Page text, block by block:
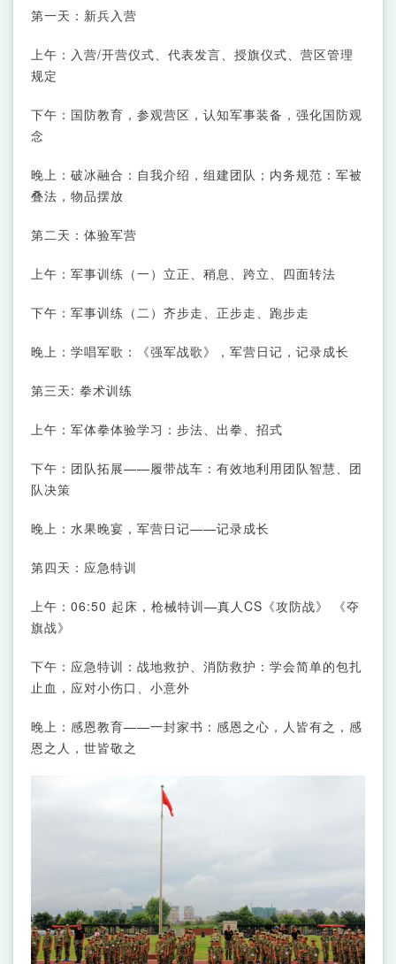
第一天：新兵入营
上午：入营/开营仪式、代表发言、授旗仪式、营区管理
规定
下午：国防教育，参观营区，认知军事装备，强化国防观
念
晚上：破冰融合：自我介绍，组建团队；内务规范：军被
叠法，物品摆放
第二天：体验军营
上午：军事训练（一）立正、稍息、跨立、四面转法
下午：军事训练（二）齐步走、正步走、跑步走
晚上：学唱军歌：《强军战歌》，军营日记，记录成长
第三天: 拳术训练
上午：军体拳体验学习：步法、出拳、招式
下午：团队拓展——履带战车：有效地利用团队智慧、团
队决策
晚上：水果晚宴，军营日记——记录成长
第四天：应急特训
上午：06:50 起床，枪械特训—真人CS《攻防战》 《夺
旗战》
下午：应急特训：战地救护、消防救护：学会简单的包扎
止血，应对小伤口、小意外
晚上：感恩教育——一封家书：感恩之心，人皆有之，感
恩之人，世皆敬之